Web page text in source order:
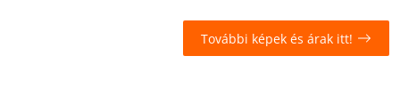
További képek és árak itt!